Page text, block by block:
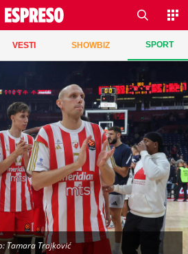
VESTI SHOWBIZ SPORT
Tamara Trajković